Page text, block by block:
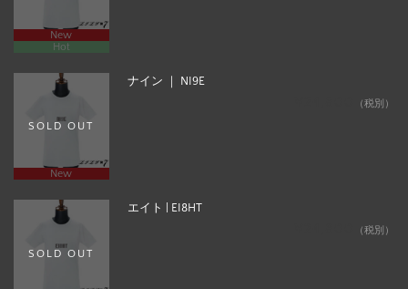
New
Hot
SOLD OUT
New
ナイン ｜ NI9E
（税別）
SOLD OUT
エイト | EI8HT
（税別）